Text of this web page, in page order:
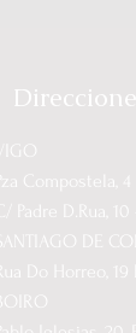
Pza Compostela, 4
Padre D.Rua,
SANTIAGO DE
Rua Do Horreo, 19
BOIRO